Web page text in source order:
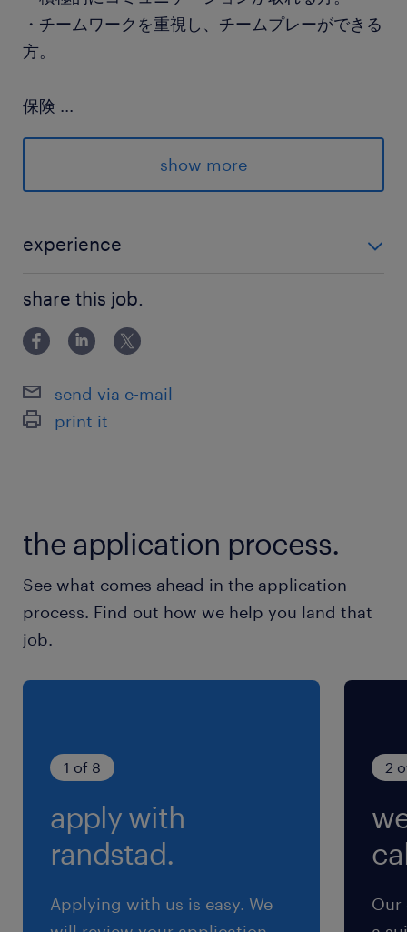
・チームワークを重視し、チームプレーができる
方。
保険 ...
健康保険,厚生年金保険,雇用保険,労災保険
待遇・福利厚生
日曜日,土曜日,祝日
有給休暇：2～20日付与（入社から0ヶ月後）年
末年始休暇、夏季休暇、慶弔休暇、特別有給休暇
給与
年収424 ～ 424万円
雇用期間
4ヶ月以上
show more
experience
本操作、Excel：基本的な関数使用、Outlookでのメー
ル送受信・スケジュール調整） ・社会人経験が一定程
度あること（管理部門、バッ
share this job.
send via e-mail
print it
the application process.
See what comes ahead in the application
process. Find out how we help you land that
job.
1 of 8
apply with
randstad.
Applying with us is easy. We
2
Our